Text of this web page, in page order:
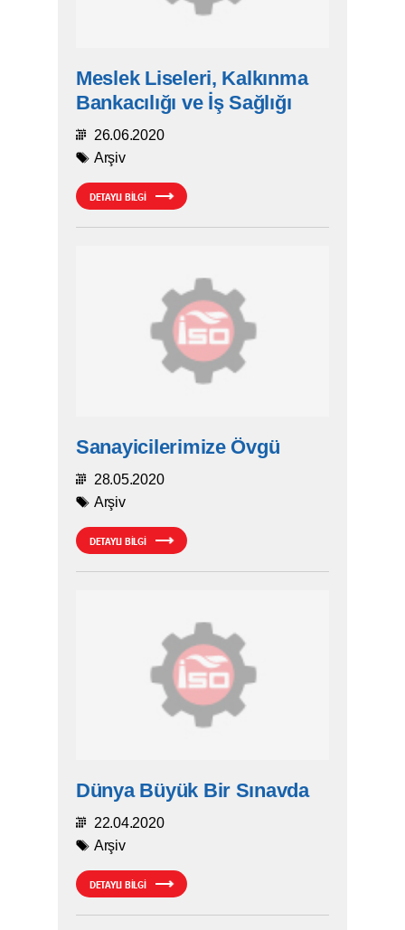
Meslek Liseleri, Kalkınma
Bankacılığı ve İş Sağlığı
26.06.2020
Arşiv
DETAYLI BİLGİ
Sanayicilerimize Övgü
28.05.2020
Arşiv
DETAYLI BİLGİ
Dünya Büyük Bir Sınavda
22.04.2020
Arşiv
DETAYLI BİLGİ